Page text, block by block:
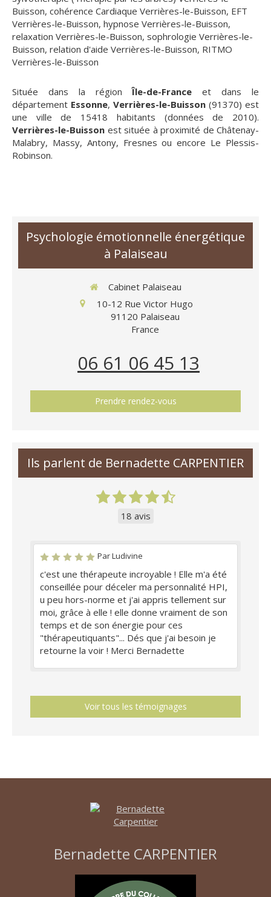
Buisson, cohérence Cardiaque Verrières-le-Buisson, EFT
Verrières-le-Buisson, hypnose Verrières-le-Buisson,
relaxation Verrières-le-Buisson, sophrologie Verrières-le-
Buisson, relation d'aide Verrières-le-Buisson, RITMO
Verrières-le-Buisson
Située dans la régionÎle-de-France et dans le
département Essonne, Verrières-le-Buisson (91370) est
une ville de 15418 habitants (données de 2010).
Verrières-le-Buisson est située à proximité de Châtenay-
Malabry, Massy, Antony, Fresnes ou encore Le Plessis-
Robinson.
Psychologie émotionnelle énergétique
à Palaiseau
Cabinet Palaiseau
10-12 Rue Victor Hugo
91120 Palaiseau
France
06 61 06 45 13
Prendre rendez-vous
Ils parlent de Bernadette CARPENTIER
18 avis
Par Ludivine
c'est une thérapeute incroyable ! Elle m'a été
conseillée pour déceler ma personnalité HPI,
u peu hors-norme et j'ai appris tellement sur
moi, grâce à elle ! elle donne vraiment de son
temps et de son énergie pour ces
"thérapeutiquants"... Dés que j'ai besoin je
retourne la voir ! Merci Bernadette
Voir tous les témoignages
Bernadette CARPENTIER